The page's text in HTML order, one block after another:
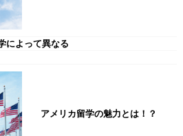
によって異なる
アメリカ留学の魅力とは！？